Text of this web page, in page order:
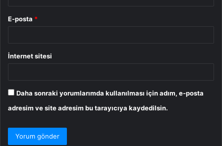
E-posta *
İnternet sitesi
Daha sonraki yorumlarımda kullanılması için adım, e-posta
adresim ve site adresim bu tarayıcıya kaydedilsin.